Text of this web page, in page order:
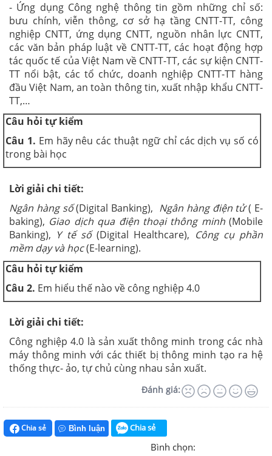
- Ứng dụng Công nghệ thông tin gồm những chỉ số:
bưu chính, viễn thông, cơ sở hạ tầng CNTT-TT, công
nghiệp CNTT, ứng dụng CNTT, nguồn nhân lực CNTT,
các văn bản pháp luật về CNTT-TT, các hoạt động hợp
tác quốc tế của Việt Nam về CNTT-TT, các sự kiện CNTT-
TT nổi bật, các tổ chức, doanh nghiệp CNTT-TT hàng
đầu Việt Nam, an toàn thông tin, xuất nhập khẩu CNTT-
TT,…
Câu hỏi tự kiểm
Câu 1. Em hãy nêu các thuật ngữ chỉ các dịch vụ số có
trong bài học
Lời giải chi tiết:
Ngân hàng số(Digital Banking), Ngân hàng điện tử( E-
baking), Giao dịch qua điện thoại thông minh (Mobile
Banking), Y tế số (Digital Healthcare), Công cụ phần
mềm dạy và học(E-learning).
Câu hỏi tự kiểm
Câu 2. Em hiểu thế nào về công nghiệp 4.0
Lời giải chi tiết:
Công nghiệp 4.0 là sản xuất thông minh trong các nhà
máy thông minh với các thiết bị thông minh tạo ra hệ
thống thực- ảo, tự chủ cùng nhau sản xuất.
Đánh giá:
Chia sẻ Bình luận Chia sẻ
Bình chọn: